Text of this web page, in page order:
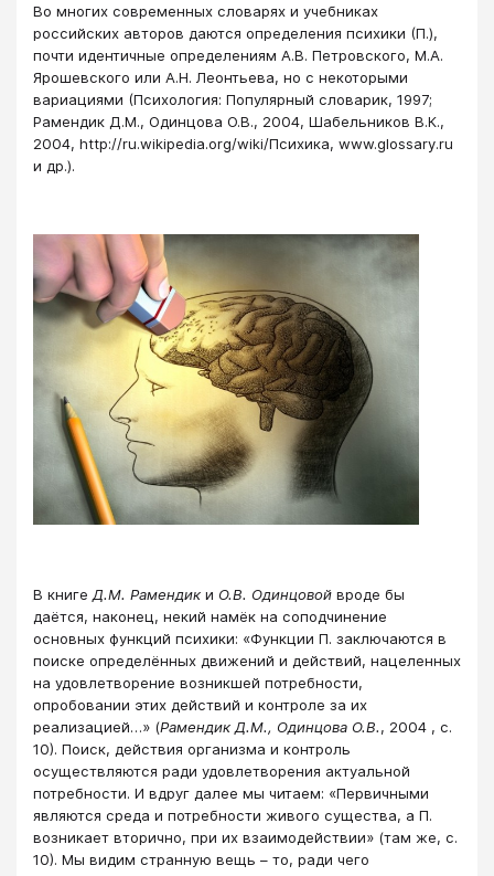
Во многих современных словарях и учебниках
российских авторов даются определения психики (П.),
почти идентичные определениям А.В. Петровского, М.А.
Ярошевского или А.Н. Леонтьева, но с некоторыми
вариациями (Психология: Популярный словарик, 1997;
Рамендик Д.М., Одинцова О.В., 2004, Шабельников В.К.,
2004, http://ru.wikipedia.org/wiki/Психика, www.glossary.ru
и др.).
В книге Д.М. Рамендик и О.В. Одинцовой вроде бы
даётся, наконец, некий намёк на соподчинение
основных функций психики: «Функции П. заключаются в
поиске определённых движений и действий, нацеленных
на удовлетворение возникшей потребности,
опробовании этих действий и контроле за их
реализацией…» (Рамендик Д.М., Одинцова О.В., 2004 , с.
10). Поиск, действия организма и контроль
осуществляются ради удовлетворения актуальной
потребности. И вдруг далее мы читаем: «Первичными
являются среда и потребности живого существа, а П.
возникает вторично, при их взаимодействии» (там же, с.
10). Мы видим странную вещь – то, ради чего